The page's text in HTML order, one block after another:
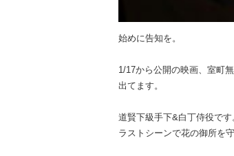
始めに告知を。
1/17から公開の映画、室町無
出てます。
道賢下級手下&白丁侍役です
ラストシーンで花の御所を